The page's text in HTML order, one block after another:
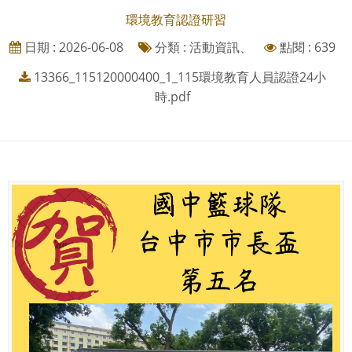
環境教育認證研習
日期 : 2026-06-08
分類 : 活動資訊、
點閱 : 639
13366_115120000400_1_115環境教育人員認證24小
時.pdf